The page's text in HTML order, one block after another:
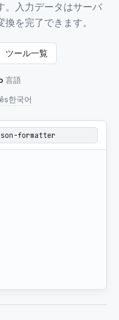
。入力データはサーバ
を完了できます。
ツール一覧
言語
한국어
formatter